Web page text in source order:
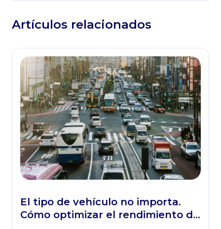
Artículos relacionados
El tipo de vehículo no importa.
Cómo optimizar el rendimiento de